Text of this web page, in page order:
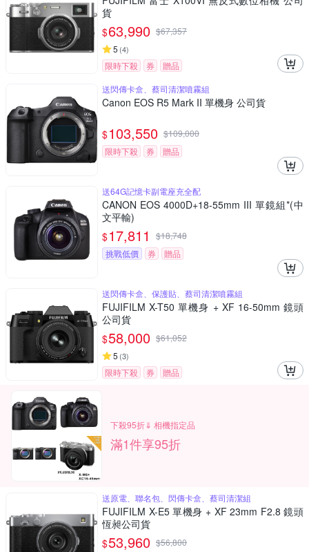
貨
$63,990 $67,357
5 (4)
限時下殺 券
贈品
送閃傳卡盒、蔡司清潔噴霧組
Canon EOS R5 Mark II 單機身 公司貨
$103,550 $109,000
限時下殺
券 贈品
送64G記憶卡副電座充全配
CANON EOS 4000D+18-55mm III 單鏡組*(中
文平輸)
$17,811 $18,748
挑戰低價
券 贈品
送閃傳卡盒、保護貼、蔡司清潔噴霧組
FUJIFILM X-T50 單機身 + XF 16-50mm 鏡頭
公司貨
$58,000 $61,052
5 (3)
限時下殺 券 贈品
下殺95折⇓ 相機指定品
滿1件享95折
送原電、聯名包、閃傳卡盒、蔡司清潔組
FUJIFILM X-E5 單機身 + XF 23mm F2.8 鏡頭
恆昶公司貨
$53,960 $56,800